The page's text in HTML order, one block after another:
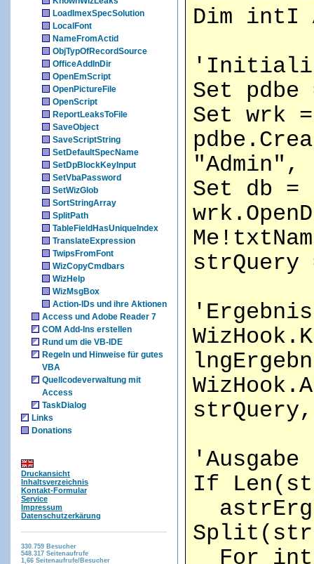
LoadImexSpecSolution
LocalFont
NameFromActid
ObjTypOfRecordSource
OfficeAddInDir
OpenEmScript
OpenPictureFile
OpenScript
ReportLeaksToFile
SaveObject
SaveScriptString
SetDefaultSpecName
SetDpBlockKeyInput
SetVbaPassword
SetWizGlob
SortStringArray
SplitPath
TableFieldHasUniqueIndex
TranslateExpression
TwipsFromFont
WizCopyCmdbars
WizHelp
WizMsgBox
Action-IDs und ihre Aktionen
Access und Adobe Reader 7
COM Add-Ins erstellen
Rund um die VB-IDE
Regeln und Hinweise für gutes
VBA
Quellcodeverwaltung mit
Access
TaskDialog
Links
Donations
Druckansicht
Inhaltsverzeichnis
Kontakt-Formular
Service
Impressum
Datenschutzerkärung
330.759 Besucher
548.317 Seitenaufrufe
1,66 Seitenaufrufe/Besucher
Dim intI
Set pdbe
Set wrk =
Set db =
strQuery
If
For